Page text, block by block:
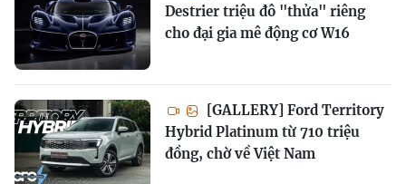
Destrier triệu đô "thửa" riêng
cho đại gia mê động cơ W16
[GALLERY] Ford Territory
Hybrid Platinum từ 710 triệu
đồng, chờ về Việt Nam